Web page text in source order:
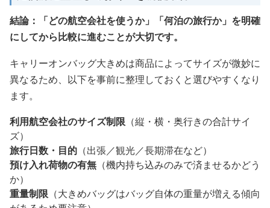
結論：「どの航空会社を使うか」「何泊の旅行か」を明確
にしてから比較に進むことが大切です。
キャリーオンバッグ大きめは商品によってサイズが微妙に
異なるため、以下を事前に整理しておくと選びやすくなり
ます。
利用航空会社のサイズ制限 （縦・横・奥行きの合計サイ
ズ）
旅行日数・目的 （出張／観光／長期滞在など）
預け入れ荷物の有無 （機内持ち込みのみで済ませるかどう
か）
重量制限 （大きめバッグはバッグ自体の重量が増える傾向